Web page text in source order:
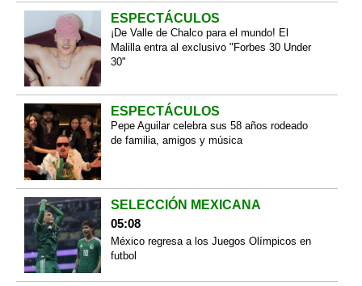
ESPECTÁCULOS
¡De Valle de Chalco para el mundo! El
Malilla entra al exclusivo "Forbes 30 Under
30"
ESPECTÁCULOS
Pepe Aguilar celebra sus 58 años rodeado
de familia, amigos y música
SELECCIÓN MEXICANA
05:08
México regresa a los Juegos Olímpicos en
futbol